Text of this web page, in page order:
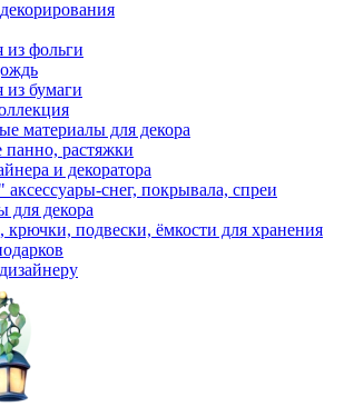
фольги
бумаги
материалы для декора
растяжки
и декоратора
снег, покрывала, спреи
для декора
крючки, подвески, ёмкости для хранения